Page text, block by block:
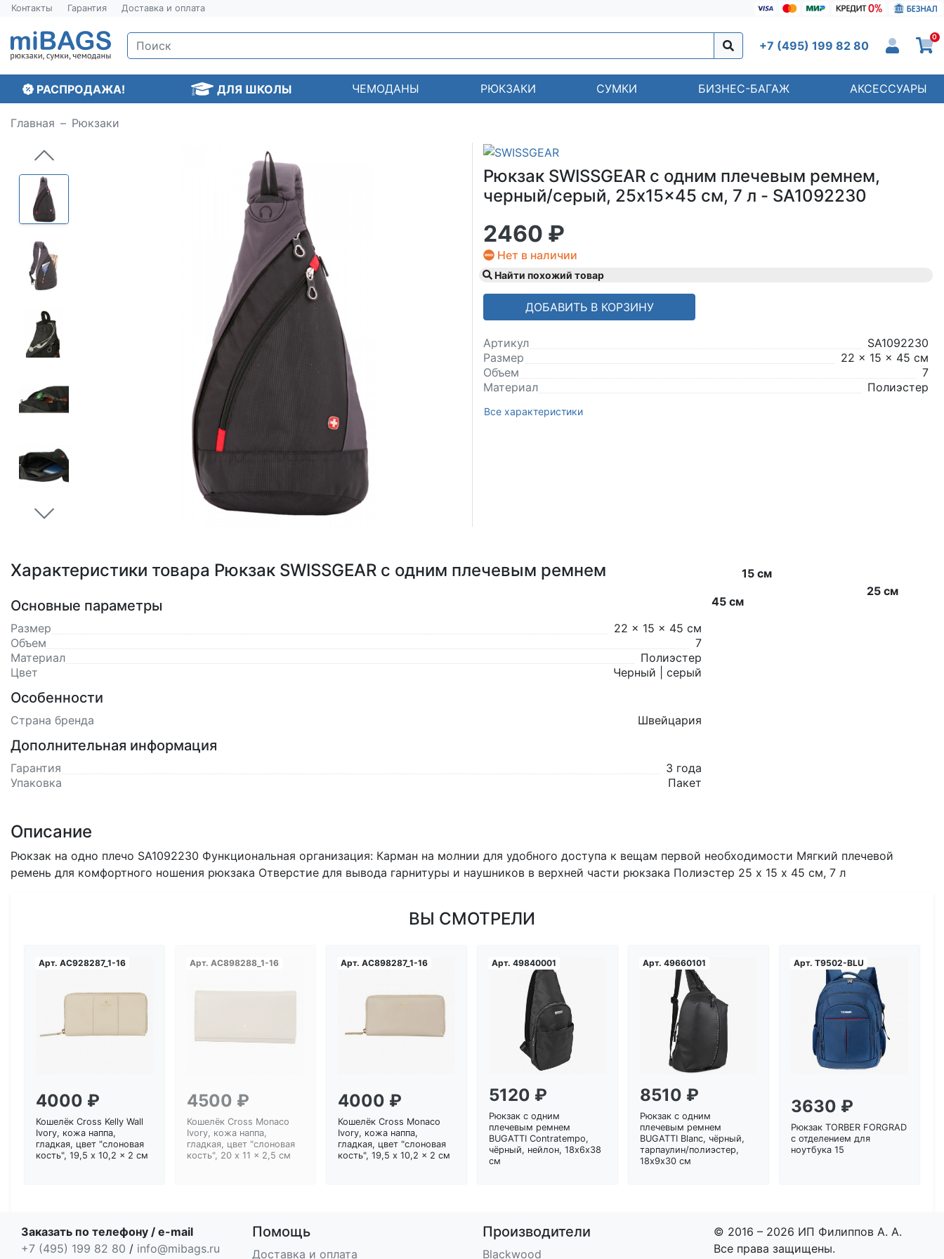
Контакты Гарантия Доставка и оплата
+7 (495) 199 82 80
0
РАСПРОДАЖА! ДЛЯ ШКОЛЫ ЧЕМОДАНЫ РЮКЗАКИ СУМКИ БИЗНЕС-БАГАЖ АКСЕССУАРЫ
Главная Рюкзаки
Loading...
Рюкзак SWISSGEAR с одним плечевым ремнем,
черный/серый, 25x15x45 см, 7 л - SA1092230
2460 ₽
Нет в наличии
Найти похожий товар
ДОБАВИТЬ В КОРЗИНУ
Артикул
SA1092230
Размер
22 x 15 x 45 см
Объем
7
Материал
Полиэстер
Все характеристики
Характеристики товара Рюкзак SWISSGEAR с одним плечевым ремнем
Основные параметры
Размер
22 x 15 x 45 см
Объем
7
Материал
Полиэстер
Цвет
Черный | серый
Особенности
Страна бренда Швейцария
Дополнительная информация
Гарантия
3 года
Упаковка
Пакет
45 см
25 см
15 см
Описание
Рюкзак на одно плечо SA1092230 Функциональная организация: Карман на молнии для удобного доступа к вещам первой необходимости Мягкий плечевой
ремень для комфортного ношения рюкзака Отверстие для вывода гарнитуры и наушников в верхней части рюкзака Полиэстер 25 х 15 х 45 см, 7 л
ВЫ СМОТРЕЛИ
Арт. AC928287_1-16
4000 ₽
Кошелёк Cross Kelly Wall
Ivory, кожа наппа,
гладкая, цвет "слоновая
кость", 19,5 x 10,2 x 2 см
Арт. AC898288_1-16
4500 ₽
Кошелёк Cross Monaco
Ivory, кожа наппа,
гладкая, цвет "слоновая
кость", 20 x 11 x 2,5 см
Арт. AC898287_1-16
4000 ₽
Кошелёк Cross Monaco
Ivory, кожа наппа,
гладкая, цвет "слоновая
кость", 19,5 x 10,2 x 2 см
Арт. 49840001
Загрузка...
5120 ₽
Рюкзак с одним
плечевым ремнем
BUGATTI Contratempo,
чёрный, нейлон, 18х6х38
см
Арт. 49660101
8510 ₽
Рюкзак с одним
плечевым ремнем
BUGATTI Blanc, чёрный,
тарпаулин/полиэстер,
18х9х30 см
Арт. T9502-BLU
3630 ₽
Рюкзак TORBER FORGRAD
с отделением для
ноутбука 15
Заказать по телефону / e-mail
+7 (495) 199 82 80 / info@mibags.ru
Помощь
Доставка и оплата
Производители
Blackwood
© 2016 – 2026 ИП Филиппов А. А.
Все права защищены.